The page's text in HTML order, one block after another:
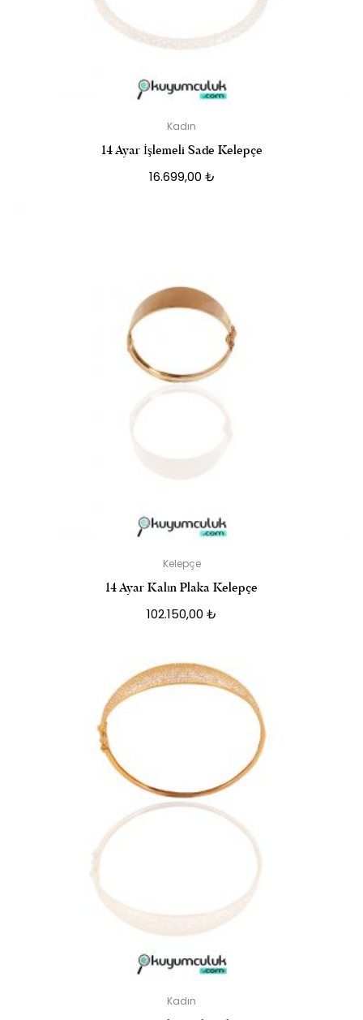
Kadın
14 Ayar İşlemeli Sade Kelepçe
16.699,00 ₺
Kelepçe
14 Ayar Kalın Plaka Kelepçe
102.150,00 ₺
Kadın